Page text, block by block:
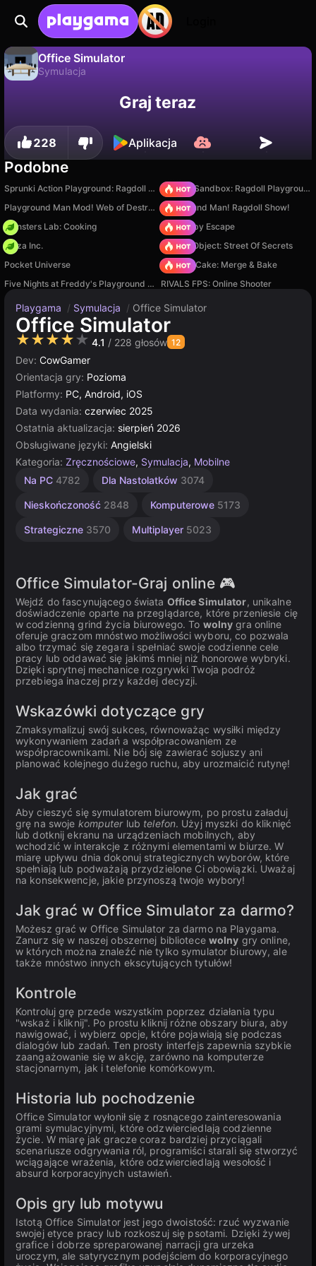
Office Simulator
Symulacja
Zapisz postępy! Nie
Graj teraz
228 Aplikacja
Podobne
Sprunki Action Playground: Ragdoll Sandbox
Sprunki Sandbox: Ragdoll Playground Mode
Playground Man Mod! Web of Destruction! Playground Man! Ragdoll Show!
Monsters Lab: Cooking
Your Obby Escape
Pizza Inc.
Hidden Object: Street Of Secrets
Pocket Universe
Piece of Cake: Merge & Bake
Five Nights at Freddy's Playground Sandbox
RIVALS FPS: Online Shooter
Playgama / Symulacja / Office Simulator
Office Simulator
★★★★★ 4.1 / 228 głosów 12
Dev: CowGamer
Orientacja gry: Pozioma
Platformy: PC, Android, iOS
Data wydania: czerwiec 2025
Ostatnia aktualizacja: sierpień 2026
Obsługiwane języki: Angielski
Kategoria: Zręcznościowe, Symulacja, Mobilne
Na PC 4782 Dla Nastolatków 3074
Nieskończoność 2848 Komputerowe 5173
Strategiczne 3570 Multiplayer 5023
Unity
3175
Office Simulator-Graj online 🎮
Wejdź do fascynującego świata Office Simulator, unikalne
doświadczenie oparte na przeglądarce, które przeniesie cię
w codzienną grind życia biurowego. To wolny gra online
oferuje graczom mnóstwo możliwości wyboru, co pozwala
albo trzymać się zegara i spełniać swoje codzienne cele
pracy lub oddawać się jakimś mniej niż honorowe wybryki.
Dzięki sprytnej mechanice rozgrywki Twoja podróż
przebiega inaczej przy każdej decyzji.
Wskazówki dotyczące gry
Zmaksymalizuj swój sukces, równoważąc wysiłki między
wykonywaniem zadań a współpracowaniem ze
współpracownikami. Nie bój się zawierać sojuszy ani
planować kolejnego dużego ruchu, aby urozmaicić rutynę!
Jak grać
Aby cieszyć się symulatorem biurowym, po prostu załaduj
grę na swoje komputerlub telefon. Użyj myszki do kliknięć
lub dotknij ekranu na urządzeniach mobilnych, aby
wchodzić w interakcje z różnymi elementami w biurze. W
miarę upływu dnia dokonuj strategicznych wyborów, które
spełniają lub podważają przydzielone Ci obowiązki. Uważaj
na konsekwencje, jakie przynoszą twoje wybory!
Jak grać w Office Simulator za darmo?
Możesz grać w Office Simulator za darmo na Playgama.
Zanurz się w naszej obszernej bibliotece wolny gry online,
w których można znaleźć nie tylko symulator biurowy, ale
także mnóstwo innych ekscytujących tytułów!
Kontrole
Kontroluj grę przede wszystkim poprzez działania typu
"wskaż i kliknij". Po prostu kliknij różne obszary biura, aby
nawigować, i wybierz opcje, które pojawiają się podczas
dialogów lub zadań. Ten prosty interfejs zapewnia szybkie
zaangażowanie się w akcję, zarówno na komputerze
stacjonarnym, jak i telefonie komórkowym.
Historia lub pochodzenie
Office Simulator wyłonił się z rosnącego zainteresowania
grami symulacyjnymi, które odzwierciedlają codzienne
życie. W miarę jak gracze coraz bardziej przyciągali
scenariusze odgrywania ról, programiści starali się stworzyć
wciągające wrażenia, które odzwierciedlają wesołość i
absurd korporacyjnych ustawień.
Opis gry lub motywu
Istotą Office Simulator jest jego dwoistość: rzuć wyzwanie
swojej etyce pracy lub rozkoszuj się psotami. Dzięki żywej
grafice i dobrze spreparowanej narracji gra urzeka
uroczym, ale satyrycznym podejściem do korporacyjnego